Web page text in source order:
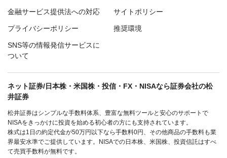
金融サービス提供法への対応 サイトポリシー
プライバシーポリシー 推奨環境
SNS等の情報発信サービスに
ついて
ネット証券/日本株・米国株・投信・FX・NISAなら証券会社の松
井証券
松井証券はシンプルな手数料体系、豊富な無料ツールと安心のサポートで
NISAをきっかけに投資を始める初心者の方にも支持されています。
株式は1日の約定代金が50万円以下なら手数料0円、その他商品の手数料も業
界最安水準でご提供しています。NISAでの日本株、米国株、投資信託はすべ
て売買手数料が無料です。